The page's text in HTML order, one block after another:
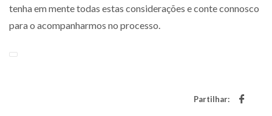
tenha em mente todas estas considerações e conte connosco
para o acompanharmos no processo.
Partilhar: